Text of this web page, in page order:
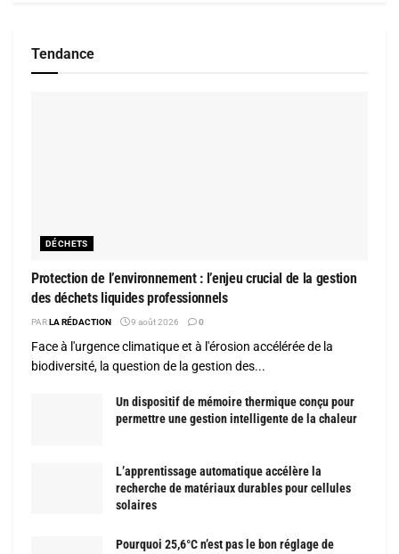
Tendance
DÉCHETS
Protection de l’environnement : l’enjeu crucial de la gestion
des déchets liquides professionnels
PAR LA RÉDACTION 9 août 2026 0
Face à l'urgence climatique et à l'érosion accélérée de la
biodiversité, la question de la gestion des...
Un dispositif de mémoire thermique conçu pour
permettre une gestion intelligente de la chaleur
L’apprentissage automatique accélère la
recherche de matériaux durables pour cellules
solaires
Pourquoi 25,6°C n’est pas le bon réglage de